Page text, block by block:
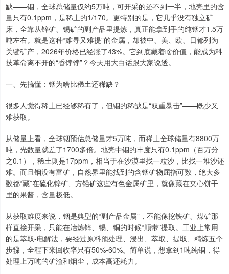
缺——铟，全球总储量仅约5万吨，可开采的还不到一半，地壳里的含
量只有0.1ppm，是稀土的1/170。更特别的是，它几乎没有独立矿
床，全靠从锌矿、锡矿的副产品里提炼，真正能拿到手的纯铟才1.5万
吨左右。就是这种“难寻又难提”的金属，却被中、美、欧、日都列为
关键矿产，2026年价格已经涨了43%。它到底藏着啥价值，能成为科
技革命离不开的“香饽饽”？今天用大白话跟大家说透。
一、先搞懂：铟为啥比稀土还稀缺？
很多人觉得稀土已经够稀有了，但铟的稀缺是“双重暴击”——既少又
难获取。
从储量上看，全球铟预估总储量才5万吨，而稀土全球储量有8800万
吨，光数量就差了1700多倍。地壳中铟的丰度只有0.1ppm（百万分
之0.1），稀土则是17ppm，相当于在沙漠里找一粒沙，比找一堆沙还
难。而且铟没有富矿，自然界里能找到的含铟矿物屈指可数，绝大多
数都“藏”在硫化锌矿、方铅矿这些有色金属矿里，就像藏在夹心饼干
里的果酱，含量极低。
从获取难度来说，铟是典型的“副产品金属”，不能像挖铁矿、煤矿那
样直接开采，只能在冶炼锌、锡、铜的时候“顺带”提取。工业上常用
的是萃取-电解法，要经过原料预处理、浸出、萃取、提取、精炼五个
步骤，全程下来回收率只有50%-60%。简单说，想拿到1吨纯铟，得
处理上万吨的矿渣和烟尘，成本高还耗力。